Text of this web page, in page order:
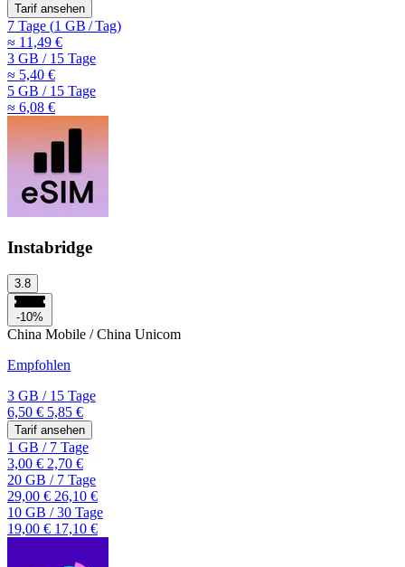
Tarif ansehen
7 Tage (1 GB /Tag)
≈ 11,49 €
3 GB /15 Tage
≈ 5,40 €
5 GB /15 Tage
≈ 6,08 €
Instabridge
3.8
-10%
China Mobile / China Unicom
Empfohlen
3 GB /15 Tage
6,50 € 5,85 €
Tarif ansehen
1 GB /7 Tage
3,00 € 2,70 €
20 GB /7 Tage
29,00 € 26,10 €
10 GB /30 Tage
19,00 € 17,10 €